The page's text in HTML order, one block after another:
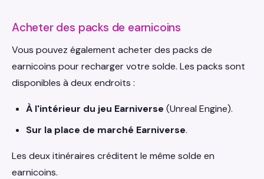
Acheter des packs de earnicoins
Vous pouvez également acheter des packs de
earnicoins pour recharger votre solde. Les packs sont
disponibles à deux endroits :
À l'intérieur du jeu Earniverse (Unreal Engine).
Sur la place de marché Earniverse.
Les deux itinéraires créditent le même solde en
earnicoins.